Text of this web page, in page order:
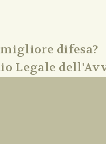
difesa?
Legale